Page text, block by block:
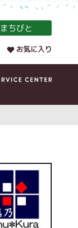
まちびと
お気に入り